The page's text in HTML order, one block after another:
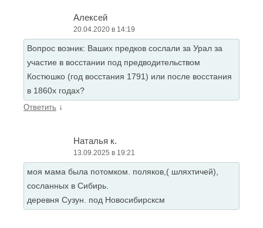
Алексей
20.04.2020 в 14:19
Вопрос возник: Ваших предков сослали за Урал за
участие в восстании под предводительством
Костюшко (год восстания 1791) или после восстания
в 1860х годах?
Ответить ↓
Наталья к.
13.09.2025 в 19:21
моя мама была потомком. поляков,( шляхтичей),
сосланных в Сибирь.
деревня Сузун. под Новосибирсксм